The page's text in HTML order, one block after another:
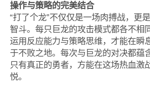
操作与策略的完美结合
“打了个龙”不仅仅是一场肉搏战，更
智斗。每只巨龙的攻击模式都各不相
运用反应能力与策略思维，才能在瞬
于不败之地。每次与巨龙的对决都蕴
只有真正的勇者，方能在这场热血激
悦。